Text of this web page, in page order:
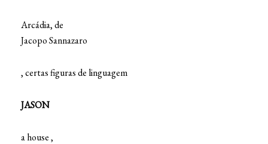
Arcádia, de
Jacopo Sannazaro
, certas figuras de linguagem
JASON
a house ,